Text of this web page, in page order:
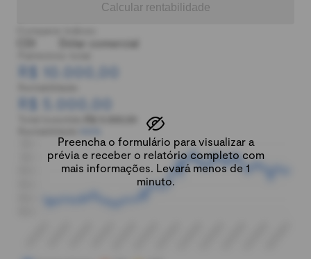
Calcular rentabilidade
Preencha o formulário para visualizar a
prévia e receber o relatório completo com
mais informações. Levará menos de 1
minuto.
Dólar comercial
R$ 10.000,00
R$ 5.000,00